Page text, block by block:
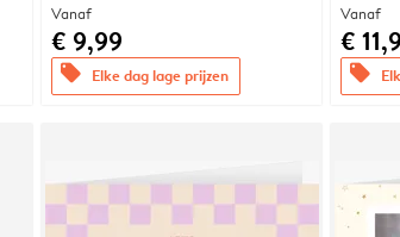
Vanaf
€ 9,99
offers Elke dag lage prijzen
Vanaf
€
offers